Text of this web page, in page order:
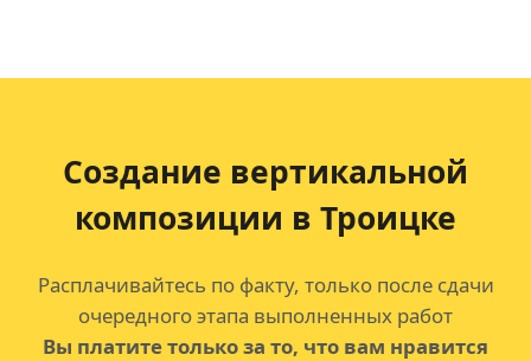
Создание вертикальной
композиции в Троицке
Расплачивайтесь по факту, только после сдачи
очередного этапа выполненных работ
Вы платите только за то, что вам нравится